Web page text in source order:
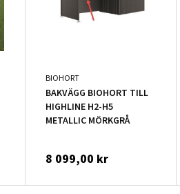
BIOHORT
BAKVÄGG BIOHORT TILL
HIGHLINE H2-H5
METALLIC MÖRKGRÅ
8 099,00 kr